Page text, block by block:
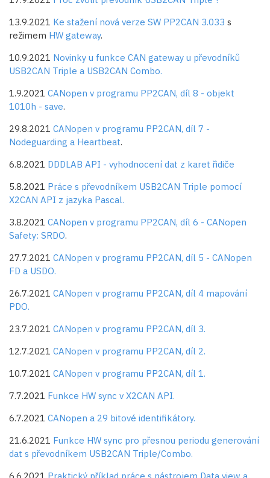
13.9.2021 Ke stažení nová verze SW PP2CAN 3.033 s
režimem HW gateway.
10.9.2021 Novinky u funkce CAN gateway u převodníků
USB2CAN Triple a USB2CAN Combo.
1.9.2021 CANopen v programu PP2CAN, díl 8 - objekt
1010h - save.
29.8.2021 CANopen v programu PP2CAN, díl 7 -
Nodeguarding a Heartbeat.
6.8.2021 DDDLAB API - vyhodnocení dat z karet řidiče
5.8.2021 Práce s převodníkem USB2CAN Triple pomocí
X2CAN API z jazyka Pascal.
3.8.2021 CANopen v programu PP2CAN, díl 6 - CANopen
Safety: SRDO.
27.7.2021 CANopen v programu PP2CAN, díl 5 - CANopen
FD a USDO.
26.7.2021 CANopen v programu PP2CAN, díl 4 mapování
PDO.
23.7.2021 CANopen v programu PP2CAN, díl 3.
12.7.2021 CANopen v programu PP2CAN, díl 2.
10.7.2021 CANopen v programu PP2CAN, díl 1.
7.7.2021 Funkce HW sync v X2CAN API.
6.7.2021 CANopen a 29 bitové identifikátory.
21.6.2021 Funkce HW sync pro přesnou periodu generování
dat s převodníkem USB2CAN Triple/Combo.